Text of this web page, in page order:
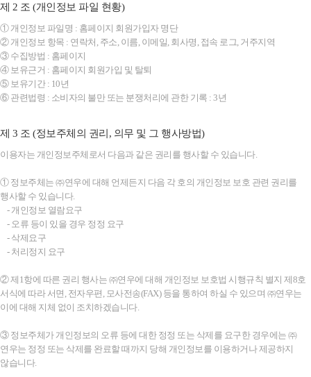
제 2 조 (개인정보 파일 현황)
① 개인정보 파일명 : 홈페이지 회원가입자 명단
② 개인정보 항목 : 연락처, 주소, 이름, 이메일, 회사명, 접속 로그, 거주지역
③ 수집방법 : 홈페이지
④ 보유근거 : 홈페이지 회원가입 및 탈퇴
⑤ 보유기간 : 10년
⑥ 관련법령 : 소비자의 불만 또는 분쟁처리에 관한 기록 : 3년
제 3 조 (정보주체의 권리, 의무 및 그 행사방법)
이용자는 개인정보주체로서 다음과 같은 권리를 행사할 수 있습니다.
① 정보주체는 ㈜연우에 대해 언제든지 다음 각 호의 개인정보 보호 관련 권리를
행사할 수 있습니다.
- 개인정보 열람요구
- 오류 등이 있을 경우 정정 요구
- 삭제요구
- 처리정지 요구
② 제1항에 따른 권리 행사는 ㈜연우에 대해 개인정보 보호법 시행규칙 별지 제8호
서식에 따라 서면, 전자우편, 모사전송(FAX) 등을 통하여 하실 수 있으며 ㈜연우는
이에 대해 지체 없이 조치하겠습니다.
③ 정보주체가 개인정보의 오류 등에 대한 정정 또는 삭제를 요구한 경우에는 ㈜
연우는 정정 또는 삭제를 완료할 때까지 당해 개인정보를 이용하거나 제공하지
않습니다.